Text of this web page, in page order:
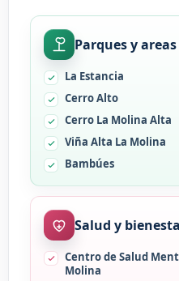
Parques y
La Estancia
Cerro Alto
Cerro La Molina Alta
Viña Alta La Molina
Bambúes
Salud y
Centro de Salud
Molina